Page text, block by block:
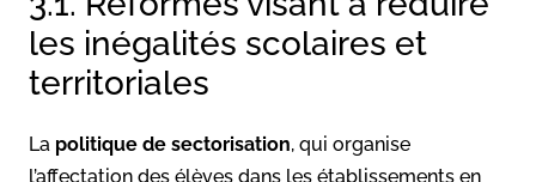
les inégalités scolaires et
territoriales
La politique de sectorisation, qui organise
l’affectation des élèves dans les établissements en